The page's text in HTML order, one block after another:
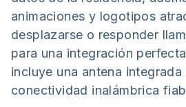
animaciones y logotipos
desplazarse o responder
para una integración
incluye una antena
conectividad inalámbrica